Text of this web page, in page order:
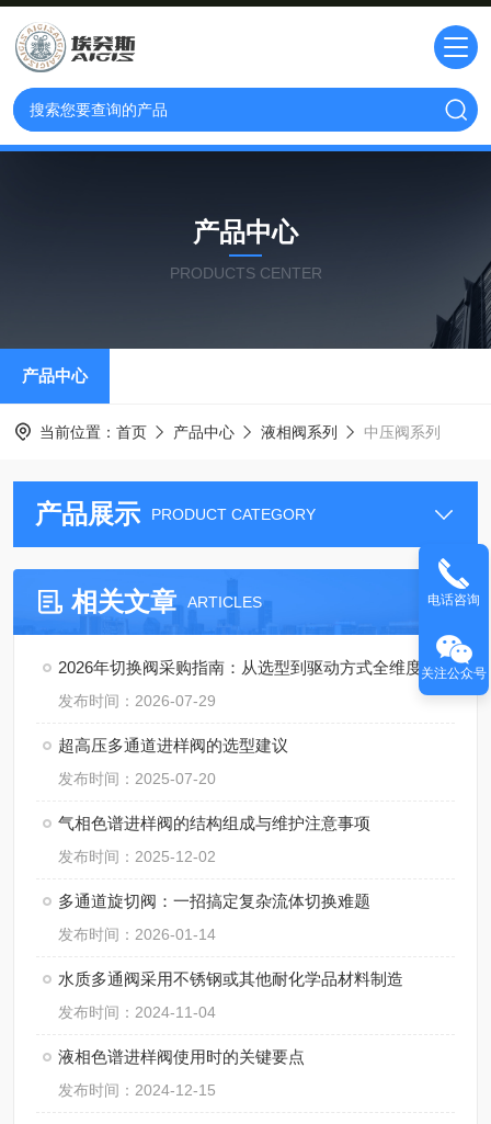
产品中心
PRODUCTS CENTER
产品中心
当前位置： 首页 产品中心 液相阀系列 中压阀系列
产品展示 PRODUCT CATEGORY
相关文章 ARTICLES
2026年切换阀采购指南：从选型到驱动方式全维度解析
发布时间：2026-07-29
超高压多通道进样阀的选型建议
发布时间：2025-07-20
气相色谱进样阀的结构组成与维护注意事项
发布时间：2025-12-02
多通道旋切阀：一招搞定复杂流体切换难题
发布时间：2026-01-14
水质多通阀采用不锈钢或其他耐化学品材料制造
发布时间：2024-11-04
液相色谱进样阀使用时的关键要点
发布时间：2024-12-15
电话咨询
关注公众号